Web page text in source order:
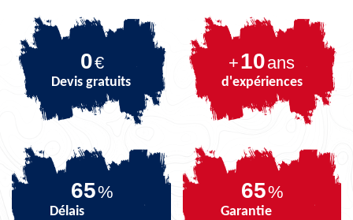
0€
Devis gratuits
+10ans
d'expériences
82%
Délais
82%
Garantie